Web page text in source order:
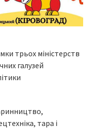
трьох міністерств
галузей
тара і